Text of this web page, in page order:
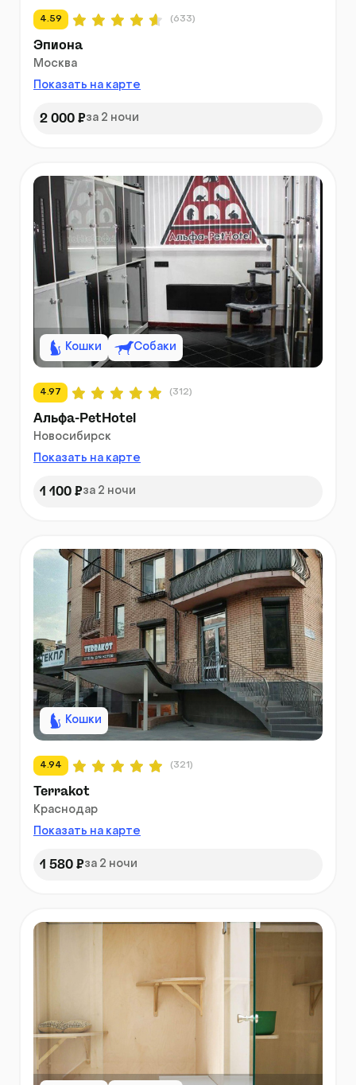
4.59 (633)
Эпиона
Москва
Показать на карте
2 000 ₽за 2 ночи
Кошки Собаки
4.97 (312)
Альфа-PetHotel
Новосибирск
Показать на карте
1 100 ₽за 2 ночи
Кошки
4.94 (321)
Terrakot
Краснодар
Показать на карте
1 580 ₽за 2 ночи